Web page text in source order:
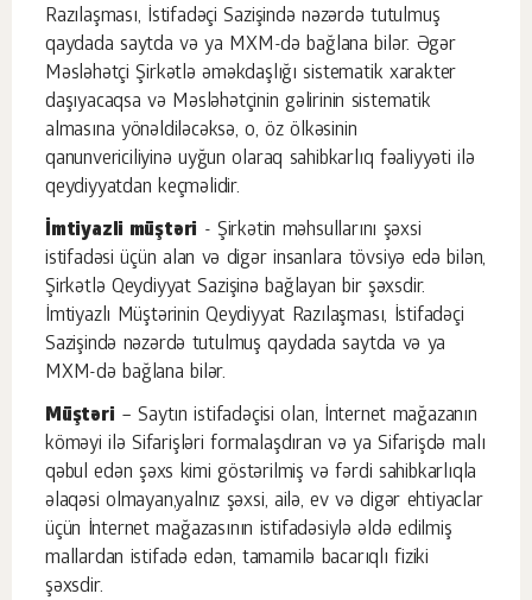
Razılaşması, İstifadəçi Sazişində nəzərdə tutulmuş
qaydada saytda və ya MXM-də bağlana bilər. Əgər
Məsləhətçi Şirkətlə əməkdaşlığı sistematik xarakter
daşıyacaqsa və Məsləhətçinin gəlirinin sistematik
almasına yönəldiləcəksə, o, öz ölkəsinin
qanunvericiliyinə uyğun olaraq sahibkarlıq fəaliyyəti ilə
qeydiyyatdan keçməlidir.
İmtiyazli müştəri - Şirkətin məhsullarını şəxsi
istifadəsi üçün alan və digər insanlara tövsiyə edə bilən,
Şirkətlə Qeydiyyat Sazişinə bağlayan bir şəxsdir.
İmtiyazlı Müştərinin Qeydiyyat Razılaşması, İstifadəçi
Sazişində nəzərdə tutulmuş qaydada saytda və ya
MXM-də bağlana bilər.
Müştəri – Saytın istifadəçisi olan, İnternet mağazanın
köməyi ilə Sifarişləri formalaşdıran və ya Sifarişdə malı
qəbul edən şəxs kimi göstərilmiş və fərdi sahibkarlıqla
əlaqəsi olmayan,yalnız şəxsi, ailə, ev və digər ehtiyaclar
üçün İnternet mağazasının istifadəsiylə əldə edilmiş
mallardan istifadə edən, tamamilə bacarıqlı fiziki
şəxsdir.